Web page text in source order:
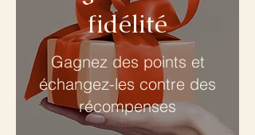
fidélité
Gagnez des points et
échangez-les contre des
récompenses